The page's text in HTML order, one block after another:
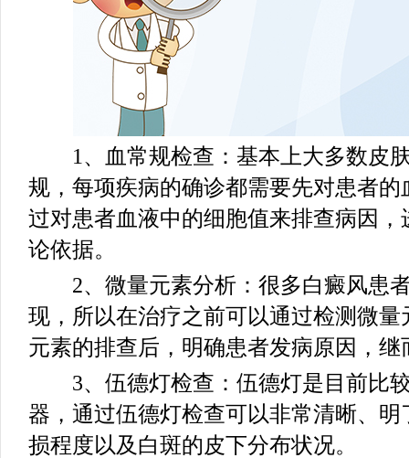
1、血常规检查：基本上大多数皮
规，每项疾病的确诊都需要先对患者
过对患者血液中的细胞值来排查病因
论依据。
2、微量元素分析：很多白癜风患
现，所以在治疗之前可以通过检测微
元素的排查后，明确患者发病原因，
3、伍德灯检查：伍德灯是目前比
器，通过伍德灯检查可以非常清晰、
损程度以及白斑的皮下分布状况。